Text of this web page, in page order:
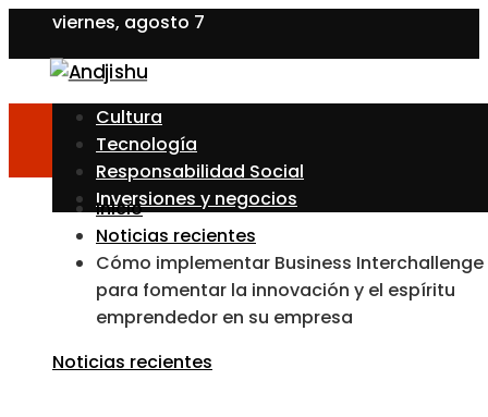
viernes, agosto 7
Cultura
Tecnología
Responsabilidad Social
Inversiones y negocios
Inicio
Noticias recientes
Cómo implementar Business Interchallenge
para fomentar la innovación y el espíritu
emprendedor en su empresa
Noticias recientes